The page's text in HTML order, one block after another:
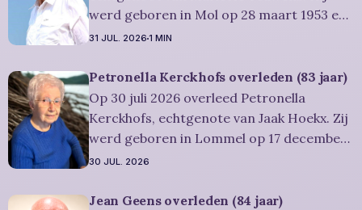
werd geboren in Mol op 28 maart 1953 en
is overleden in Overpelt op 30 juli 2026. Hij
jaar. Rouwbericht Severens: De
afscheidsviering van Urbain waarop u
vriendelijk wordt uitgenodigd, zal
31 JUL. 2026 1 MIN
Petronella Kerckhofs overleden (83 jaar)
Op 30 juli 2026 overleed Petronella
Kerckhofs, echtgenote van Jaak Hoekx. Zij
werd geboren in Lommel op 17 december
1942 en is overleden in Overpelt op 30 juli
werd 83 jaar. Rouwbericht Severens: De
30 JUL. 2026
Jean Geens overleden (84 jaar)